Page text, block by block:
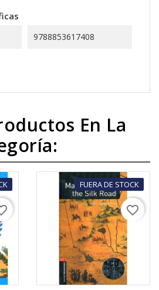
9788853617408
En La
FUERA DE STOCK
favorite_border